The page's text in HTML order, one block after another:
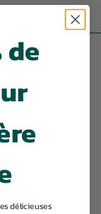
de
délicieuses